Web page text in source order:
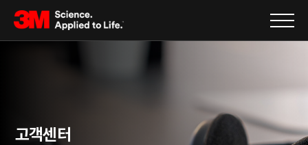
고객센터